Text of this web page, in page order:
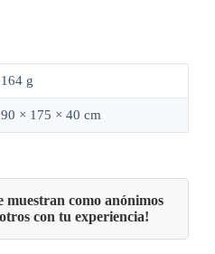
164 g
90 × 175 × 40 cm